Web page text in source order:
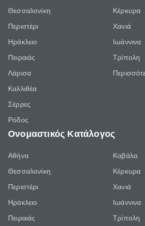
Θεσσαλονίκη
Περιστέρι
Ηράκλειο
Πειραιάς
Λάρισα
Καλλιθέα
Σέρρες
Ρόδος
Κέρκυρα
Χανιά
Ιωάννινα
Τρίπολη
Ονομαστικός Κατάλογος
Αθήνα
Θεσσαλονίκη
Περιστέρι
Ηράκλειο
Πειραιάς
Καβάλα
Κέρκυρα
Χανιά
Ιωάννινα
Τρίπολη